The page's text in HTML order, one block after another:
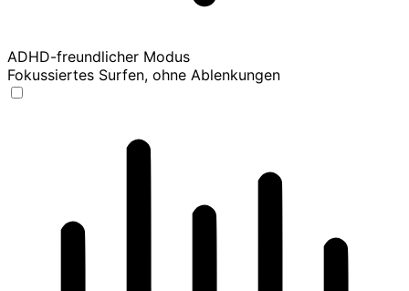
ADHD-freundlicher Modus
Fokussiertes Surfen, ohne Ablenkungen